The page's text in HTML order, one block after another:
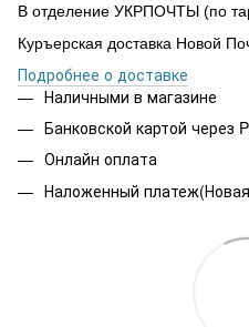
В отделение УКРПОЧТЫ (по
Куръерская доставка Новой
Подробнее о доставке
Наличными в магазине
Банковской картой через
Онлайн оплата
Наложенный